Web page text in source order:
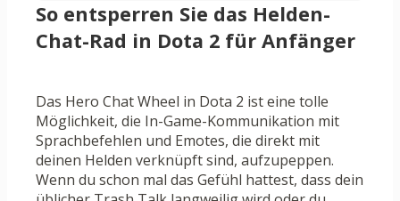
So entsperren Sie das Helden-
Chat-Rad in Dota 2 für Anfänger
Das Hero Chat Wheel in Dota 2 ist eine tolle
Möglichkeit, die In-Game-Kommunikation mit
Sprachbefehlen und Emotes, die direkt mit
deinen Helden verknüpft sind, aufzupeppen.
Wenn du schon mal das Gefühl hattest, dass dein